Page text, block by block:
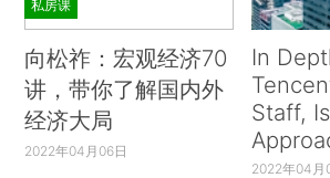
私房课
向松祚：宏观经济70
讲，带你了解国内外
经济大局
2022年04月06日
In
Staff,
2022年04月